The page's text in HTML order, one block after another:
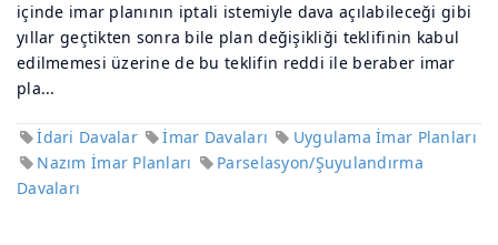
içinde imar planının iptali istemiyle dava açılabileceği gibi
yıllar geçtikten sonra bile plan değişikliği teklifinin kabul
edilmemesi üzerine de bu teklifin reddi ile beraber imar
pla...
İdari Davalar İmar Davaları
Uygulama İmar Planları
Nazım İmar Planları
Parselasyon/Şuyulandırma
Davaları